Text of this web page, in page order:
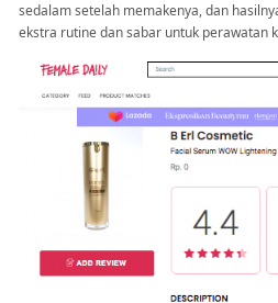
sedalam setelah memakenya, dan
ekstra rutine dan sabar untuk perawatan